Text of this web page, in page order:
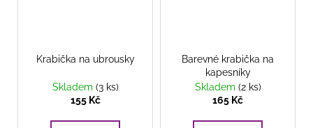
Krabička na ubrousky
Skladem (3 ks)
155 Kč
Barevné krabička na
kapesníky
Skladem (2 ks)
165 Kč